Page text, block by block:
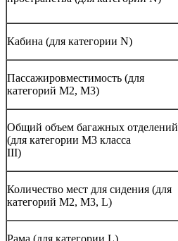
Кабина (для категории N)
Пассажировместимость (для
категорий М2, М3)
Общий объем багажных отделений
(для категории M3 класса
III)
Количество мест для сидения (для
категорий М2, М3, L)